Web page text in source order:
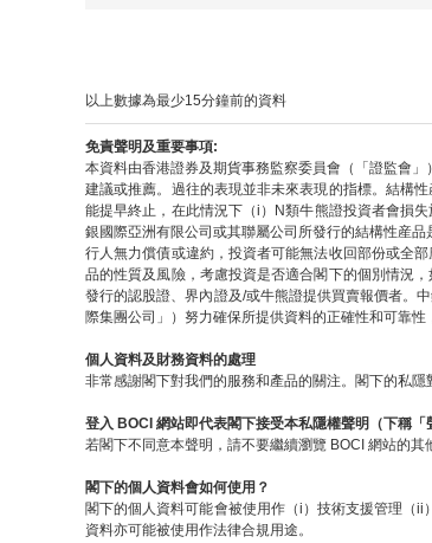
以上數據為最少15分鐘前的資料
免責聲明及重要事項:
本資料由香港證券及期貨事務監察委員會（「證監會
建議或推薦。過往的表現並非未來表現的指標。結構
能提早終止，在此情況下（i）N類牛熊證投資者會損
銀國際亞洲有限公司或其聯屬公司所發行的結構性産
行人無力償債或違約，投資者可能無法收回部份或全
品的性質及風險，考慮投資是否適合閣下的個別情況
發行的認股證、界內證及/或牛熊證提供買賣報價者。
際集團公司」）努力確保所提供資料的正確性和可靠
個人資料及財務資料的處理
非常感謝閣下對我們的服務和產品的關注。閣下的私
登入 BOCI 網站即代表閣下接受本私隱權聲明（下稱「
若閣下不同意本聲明，請不要繼續瀏覽 BOCI 網站的其
閣下的個人資料會如何使用？
閣下的個人資料可能會被使用作（i）技術支援管理（
資料亦可能被使用作法律合規用途。